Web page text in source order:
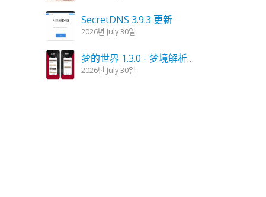
SecretDNS 3.9.3 更新
2026년 July 30일
梦的世界 1.3.0 - 梦境解析，梦的解读
2026년 July 30일